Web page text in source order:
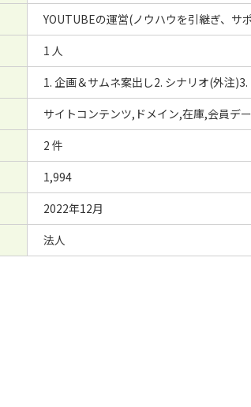
YOUTUBEの運営(ノウハウを引継ぎ、サ
1 人
1. 企画＆サムネ案出し2. シナリオ(外注
サイトコンテンツ,ドメイン,在庫,会員デ
2 件
1,994
2022年12月
法人